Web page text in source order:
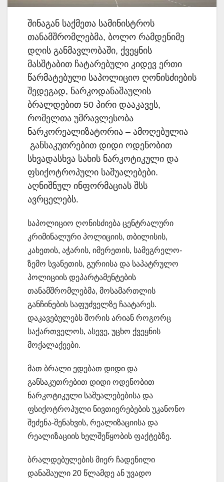
შინაგან საქმეთა სამინისტროს
თანამშრომლებმა, ბოლო რამდენიმე
დღის განმავლობაში, ქვეყნის
მასშტაბით ჩატარებული კიდევ ერთი
წარმატებული საპოლიციო ღონისძიების
შედეგად, ნარკოდანაშაულის
ბრალდებით 50 პირი დააკავეს,
რომელთა უმრავლესობა
ნარკორეალიზატორია – ამოღებულია
განსაკუთრებით დიდი ოდენობით
სხვადასხვა სახის ნარკოტიკული და
ფსიქოტროპული საშუალებები.
აღნიშნულ ინფორმაციას შსს
ავრცელებს.
საპოლიციო ღონისძიება ცენტრალური
კრიმინალური პოლიციის, თბილისის,
კახეთის, აჭარის, იმერეთის, სამეგრელო-
ზემო სვანეთის, გურიისა და საპატრულო
პოლიციის დეპარტამენტების
თანამშრომლებმა, მოსამართლის
განჩინების საფუძველზე ჩაატარეს.
დაკავებულებს შორის არიან როგორც
საქართველოს, ასევე, უცხო ქვეყნის
მოქალაქეები.
მათ ბრალი ედებათ დიდი და
განსაკუთრებით დიდი ოდენობით
ნარკოტიკული საშუალებებისა და
ფსიქოტროპული ნივთიერებების უკანონო
შეძენა-შენახვის, რეალიზაციისა და
რეალიზაციის ხელშეწყობის ფაქტებზე.
ბრალდებულების მიერ ჩადენილი
დანაშაული 20 წლამდე ან უვადო